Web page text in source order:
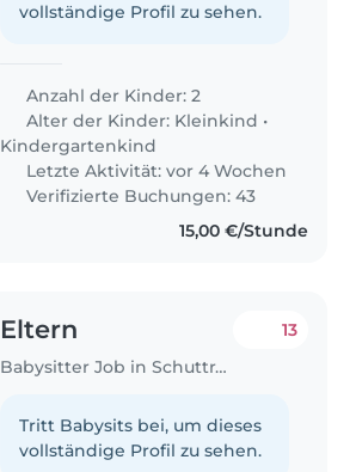
vollständige Profil zu sehen.
Anzahl der Kinder: 2
Alter der Kinder: Kleinkind •
Kindergartenkind
Letzte Aktivität: vor 4 Wochen
Verifizierte Buchungen: 43
15,00 €/Stunde
Eltern
Babysitter Job in Schuttrange
13
Tritt Babysits bei, um dieses
vollständige Profil zu sehen.